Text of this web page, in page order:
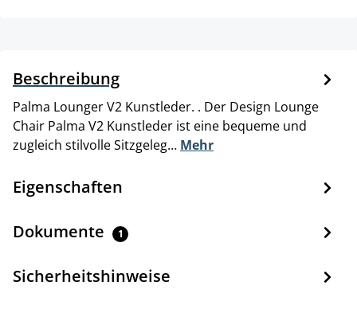
Beschreibung
Palma Lounger V2 Kunstleder. . Der Design Lounge
Chair Palma V2 Kunstleder ist eine bequeme und
zugleich stilvolle Sitzgeleg… Mehr
Eigenschaften
Dokumente 1
Sicherheitshinweise